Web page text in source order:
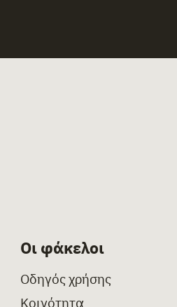
Οι φάκελοι
Οδηγός χρήσης
Κοινότητα